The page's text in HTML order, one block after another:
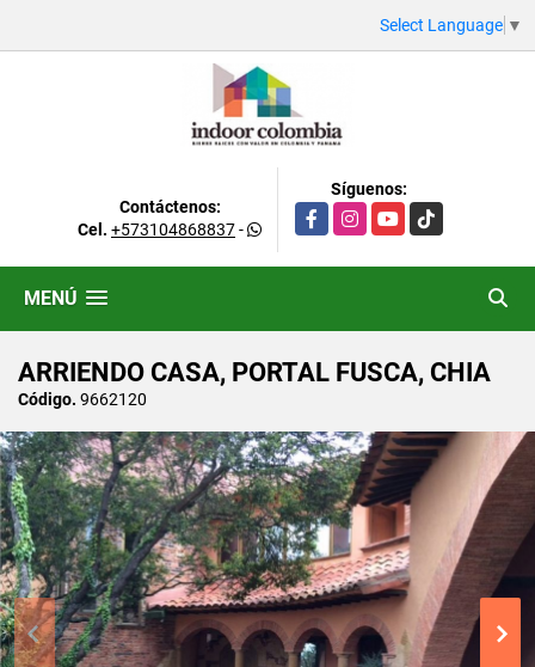
Select Language ▼
Contáctenos:
Cel. +573104868837-
Síguenos:
FacebookInstagramYouTubeTikTok
MENÚ
ARRIENDO CASA, PORTAL FUSCA, CHIA
Código. 9662120